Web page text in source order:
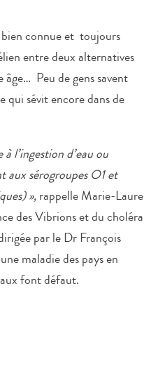
bien connue et toujours
entre deux alternatives
âge… Peu de gens savent
qui sévit encore dans de
l’ingestion d’eau ou
aux sérogroupes O1 et
»,rappelle Marie-Laure
des Vibrions et du choléra
par le Dr François
maladie des pays en
font défaut.